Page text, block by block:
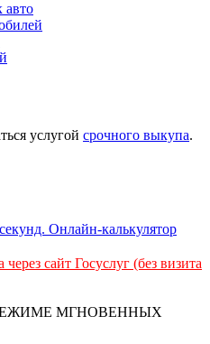
авто
услугой срочного выкупа.
сайт Госуслуг (без визита
МГНОВЕННЫХ